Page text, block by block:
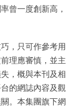
曾一度創新高，
，只可作參考用
理應審慎，並主
，概與本刊及相
的網誌內容及觀
。本集團旗下網